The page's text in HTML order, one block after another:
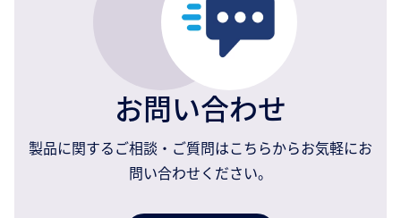
お問い合わせ
製品に関するご相談・ご質問はこちらからお気軽にお
問い合わせください。